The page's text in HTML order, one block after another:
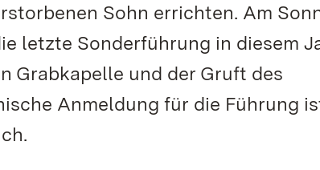
Sohn errichten. Am
letzte Sonderführung in diesem
Grabkapelle und der Gruft des
Anmeldung für die Führung